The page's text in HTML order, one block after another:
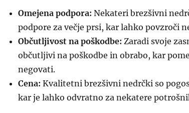
Omejena podpora: Nekateri brezšivni
podpore za večje prsi, kar lahko povzroči
Občutljivost na poškodbe: Zaradi svoje
občutljivi na poškodbe in obrabo, kar
negovati.
Cena: Kvalitetni brezšivni nedrčki so
kar je lahko odvratno za nekatere